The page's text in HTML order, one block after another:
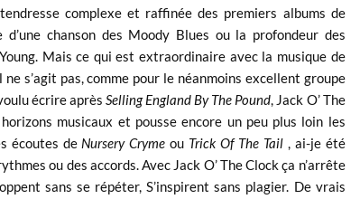
complexe et raffinée des premiers albums de
chanson des Moody Blues ou la profondeur des
Mais ce qui est extraordinaire avec la musique de
s’agit pas, comme pour le néanmoins excellent groupe
écrire aprèsSelling England By The Pound, Jack O’ The
musicaux et pousse encore un peu plus loin les
écoutes de Nursery Cryme ou Trick Of The Tail , ai-je été
ou des accords. Avec Jack O’ The Clock ça n’arrête
sans se répéter, S’inspirent sans plagier. De vrais